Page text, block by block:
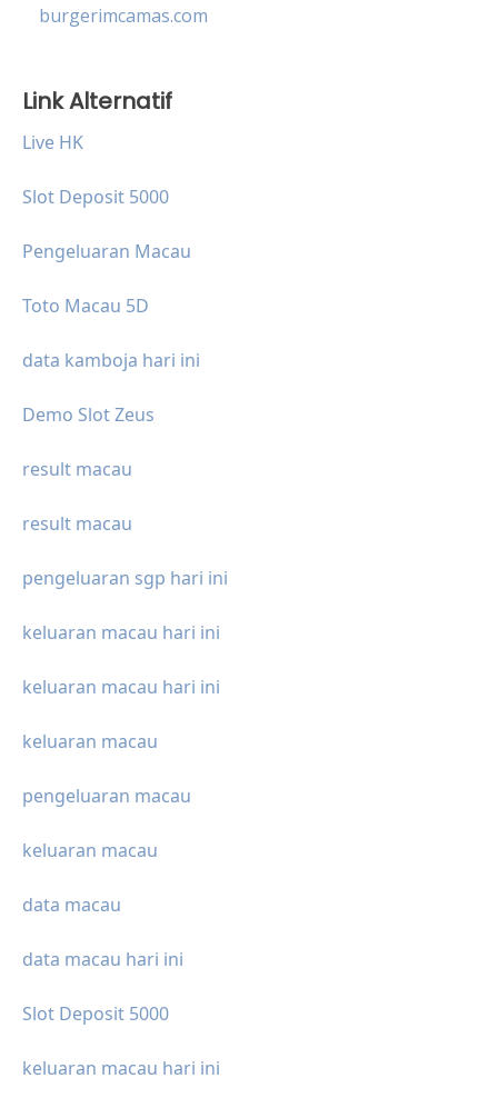
burgerimcamas.com
Link Alternatif
Live HK
Slot Deposit 5000
Pengeluaran Macau
Toto Macau 5D
data kamboja hari ini
Demo Slot Zeus
result macau
result macau
pengeluaran sgp hari ini
keluaran macau hari ini
keluaran macau hari ini
keluaran macau
pengeluaran macau
keluaran macau
data macau
data macau hari ini
Slot Deposit 5000
keluaran macau hari ini